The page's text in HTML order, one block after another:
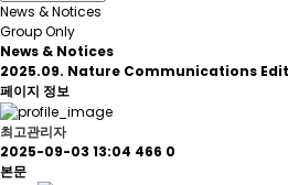
News & Notices
Group Only
News & Notices
2025.09. Nature Communications
페이지 정보
최고관리자
2025-09-03 13:04 466 0
본문